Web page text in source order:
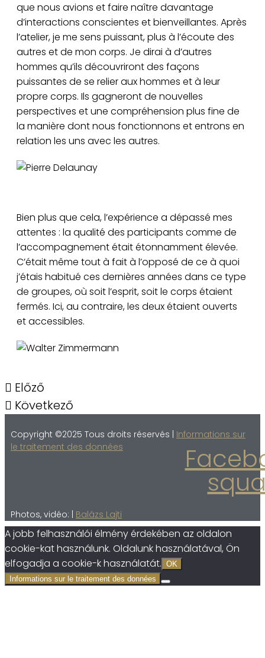
que nous avions et faire naître davantage
d’interactions conscientes et bienveillantes. Après
l’atelier, je me sens puissant, plus à l’écoute des
autres et de mon corps. Je dirai à d’autres
hommes qu’ils découvriront des façons
puissantes de se relier aux hommes et à leur
propre corps. Ils gagneront de nouvelles
perspectives et une compréhension plus fine de
la manière dont nous fonctionnons et entrons en
relation les uns avec les autres.
Bien plus que cela, l’expérience a dépassé mes
attentes : la qualité des participants comme de
l’accompagnement était étonnamment élevée.
C’était même tout à fait à l’opposé de ce à quoi
j’étais habitué ces dernières années dans ce type
de groupes, où soit l’esprit, soit le corps étaient
fermés. Ici, au contraire, les deux étaient ouverts
et accessibles.
Előző
Következő
Copyright ©2025 Tous droits réservés | Informations sur
le traitement des données
Photos, vidéo: | Balázs Lajti
A jobb felhasználói élmény érdekében az oldalon
cookie-kat használunk. Oldalunk használatával, Ön
elfogadja a cookie-k használatát. OK
Informations sur le traitement des données